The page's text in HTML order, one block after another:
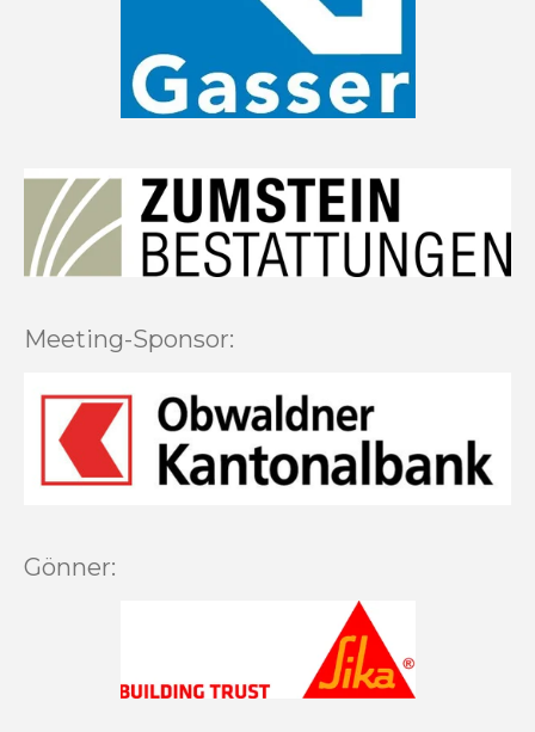
Meeting-Sponsor:
Gönner: